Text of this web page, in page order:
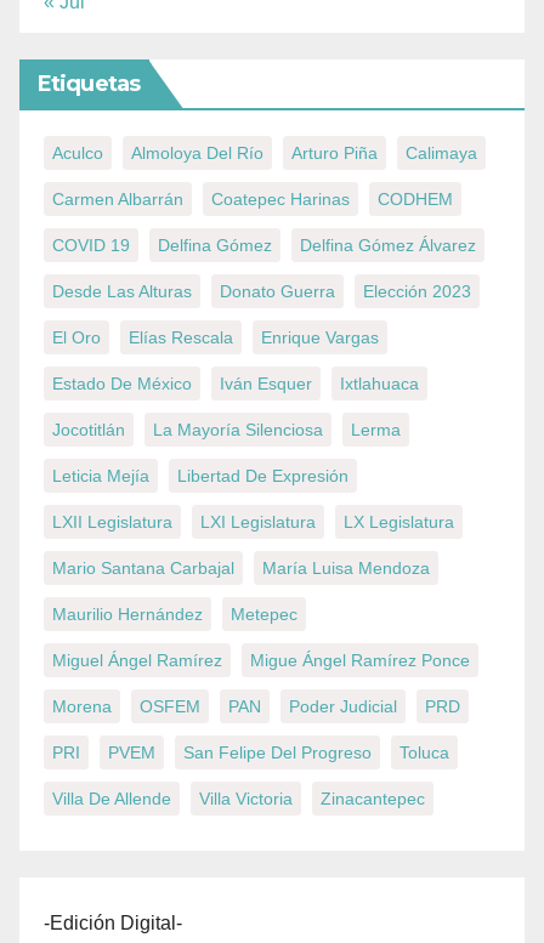
Etiquetas
Aculco Almoloya Del Río Arturo Piña Calimaya
Carmen Albarrán Coatepec Harinas CODHEM
COVID 19 Delfina Gómez Delfina Gómez Álvarez
Desde Las Alturas Donato Guerra Elección 2023
El Oro Elías Rescala Enrique Vargas
Estado De México Iván Esquer Ixtlahuaca
Jocotitlán La Mayoría Silenciosa Lerma
Leticia Mejía Libertad De Expresión
LXII Legislatura LXI Legislatura LX Legislatura
Mario Santana Carbajal María Luisa Mendoza
Maurilio Hernández Metepec
Miguel Ángel Ramírez Migue Ángel Ramírez Ponce
Morena OSFEM PAN Poder Judicial PRD
PRI PVEM San Felipe Del Progreso Toluca
Villa De Allende Villa Victoria Zinacantepec
-Edición Digital-